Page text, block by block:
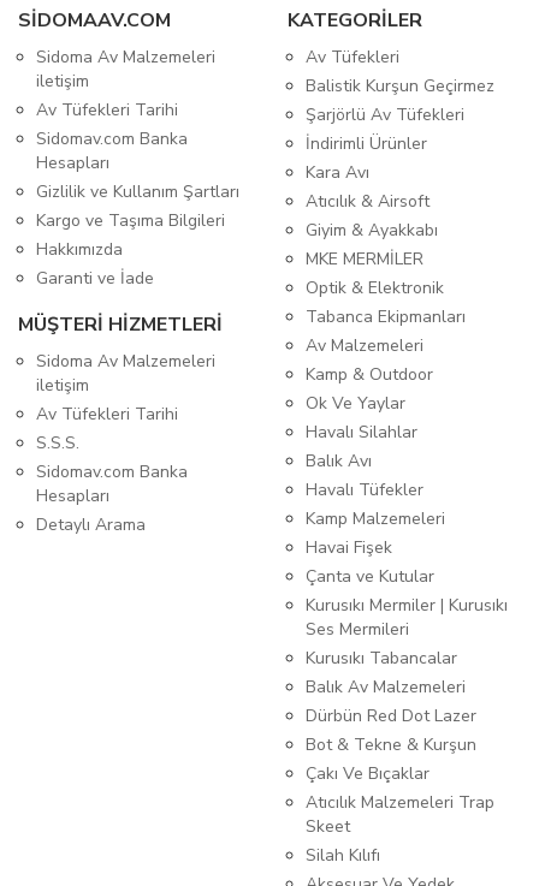
SIDOMAAV.COM
Sidoma Av Malzemeleri
iletişim
Av Tüfekleri Tarihi
Sidomav.com Banka
Hesapları
Gizlilik ve Kullanım Şartları
Kargo ve Taşıma Bilgileri
Hakkımızda
Garanti ve İade
MÜŞTERİ HİZMETLERİ
Sidoma Av Malzemeleri
iletişim
Av Tüfekleri Tarihi
S.S.S.
Sidomav.com Banka
Hesapları
Detaylı Arama
KATEGORİLER
Av Tüfekleri
Balistik Kurşun Geçirmez
Şarjörlü Av Tüfekleri
İndirimli Ürünler
Kara Avı
Atıcılık & Airsoft
Giyim & Ayakkabı
MKE MERMİLER
Optik & Elektronik
Tabanca Ekipmanları
Av Malzemeleri
Kamp & Outdoor
Ok Ve Yaylar
Havalı Silahlar
Balık Avı
Havalı Tüfekler
Kamp Malzemeleri
Havai Fişek
Çanta ve Kutular
Kurusıkı Mermiler | Kurusıkı
Ses Mermileri
Kurusıkı Tabancalar
Balık Av Malzemeleri
Dürbün Red Dot Lazer
Bot & Tekne & Kurşun
Çakı Ve Bıçaklar
Atıcılık Malzemeleri Trap
Skeet
Silah Kılıfı